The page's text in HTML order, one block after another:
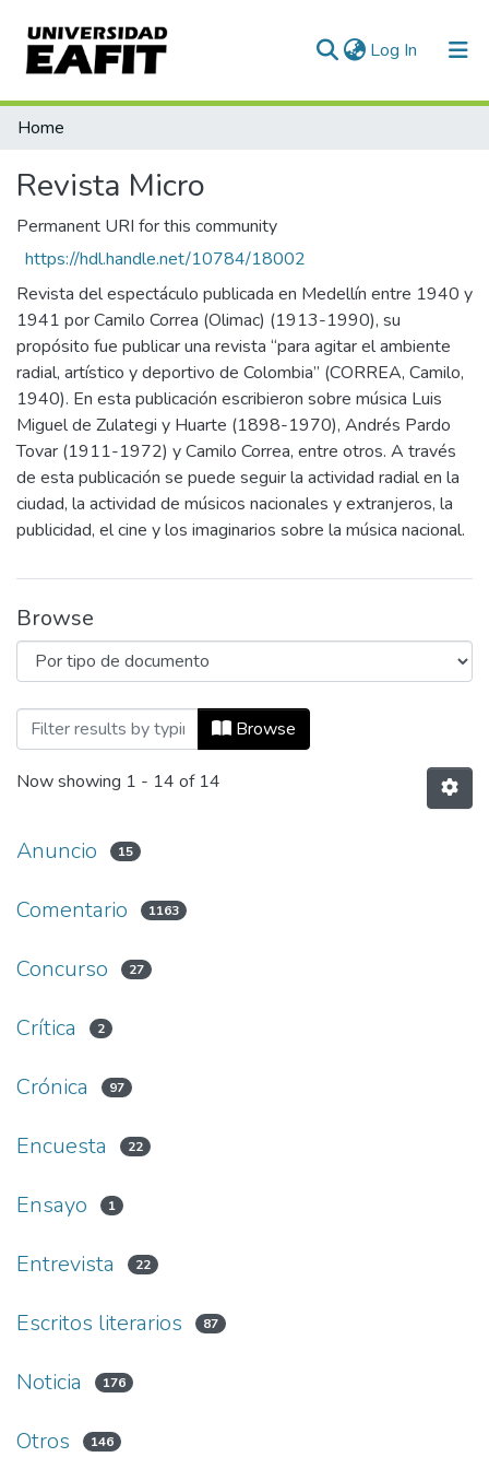
Log In (current)
Communities & Collections
Home
Revista Micro
Permanent URI for this community
https://hdl.handle.net/10784/18002
Revista del espectáculo publicada en Medellín entre 1940 y
1941 por Camilo Correa (Olimac) (1913-1990), su
propósito fue publicar una revista “para agitar el ambiente
radial, artístico y deportivo de Colombia” (CORREA, Camilo,
1940). En esta publicación escribieron sobre música Luis
Miguel de Zulategi y Huarte (1898-1970), Andrés Pardo
Tovar (1911-1972) y Camilo Correa, entre otros. A través
de esta publicación se puede seguir la actividad radial en la
ciudad, la actividad de músicos nacionales y extranjeros, la
publicidad, el cine y los imaginarios sobre la música nacional.
Browse
Browsing Revista Micro by Tipo de
Browse
Now showing 1 - 14 of 14
Anuncio 15
Comentario 1163
Concurso 27
Crítica 2
Crónica 97
Encuesta 22
Ensayo 1
Entrevista 22
Escritos literarios 87
Noticia 176
Otros 146